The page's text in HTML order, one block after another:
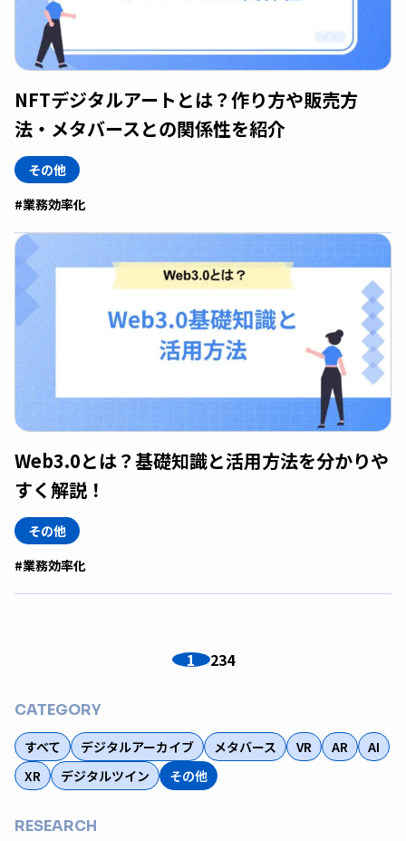
NFTデジタルアートとは？作り方や販売方
法・メタバースとの関係性を紹介
その他
#業務効率化
Web3.0とは？基礎知識と活用方法を分かりや
すく解説！
その他
#業務効率化
1 234
CATEGORY
すべて デジタルアーカイブ メタバース VR AR
AI
XR
デジタルツイン その他
RESEARCH